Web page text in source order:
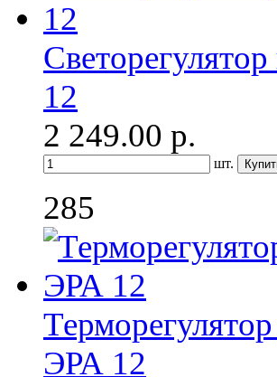
12
2 249.00 р.
шт.
285
ЭРА 12